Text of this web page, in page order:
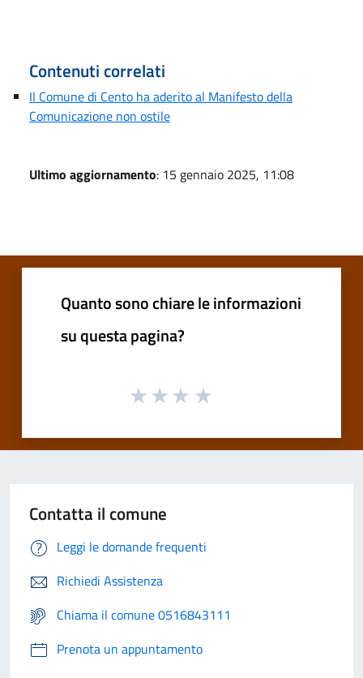
Contenuti correlati
Il Comune di Cento ha aderito al Manifesto della
Comunicazione non ostile
Ultimo aggiornamento: 15 gennaio 2025, 11:08
Quanto sono chiare le informazioni
su questa pagina?
Contatta il comune
Leggi le domande frequenti
Richiedi Assistenza
Chiama il comune 0516843111
Prenota un appuntamento